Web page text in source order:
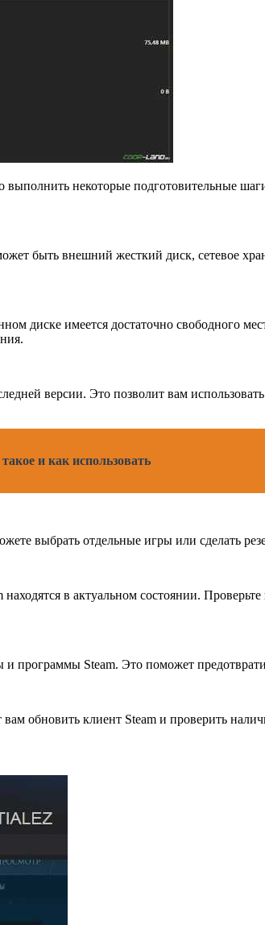
выполнить некоторые подготовительные
быть внешний жесткий диск, сетевое
диске имеется достаточно свободного
версии. Это позволит вам
и как использовать
выбрать отдельные игры или сделать
в актуальном состоянии.
и программы Steam. Это поможет
обновить клиент Steam и проверить